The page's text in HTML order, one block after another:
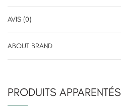
AVIS (0)
ABOUT BRAND
PRODUITS APPARENTÉS